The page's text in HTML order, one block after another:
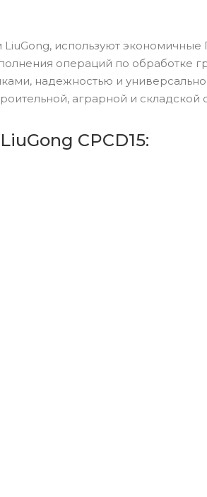
используют
операций по обработке
надежностью и
аграрной и складской
CPCD15: